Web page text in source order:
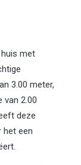
met
3.00 meter,
van 2.00
deze
het een